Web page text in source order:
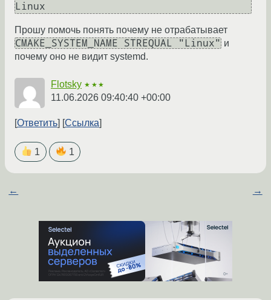
Прошу помочь понять почему не отрабатывает
CMAKE_SYSTEM_NAME STREQUAL "Linux" и
почему оно не видит systemd.
Flotsky ★★★
11.06.2026 09:40:40 +00:00
Ответить Ссылка
1 1
← →